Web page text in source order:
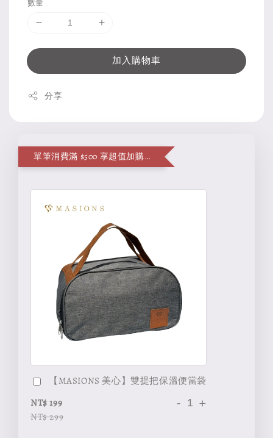
數量
加入購物車
分享
單筆消費滿 $500 享超值加購便當袋
【MASIONS 美心】雙提把保溫便當袋
NT$ 199
NT$ 299
- +